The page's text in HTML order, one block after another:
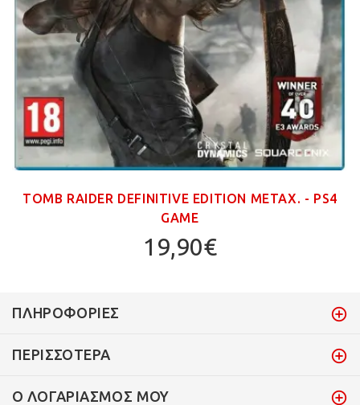
TOMB RAIDER DEFINITIVE EDITION ΜΕΤΑΧ. - PS4
GAME
19,90€
ΠΛΗΡΟΦΟΡΊΕΣ
ΠΕΡΙΣΣΌΤΕΡΑ
Ο ΛΟΓΑΡΙΑΣΜΌΣ ΜΟΥ